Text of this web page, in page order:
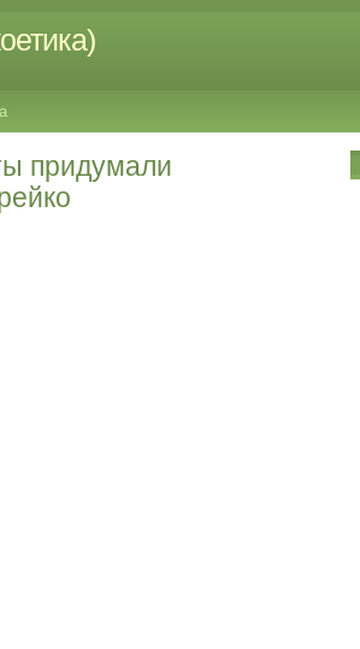
придумали